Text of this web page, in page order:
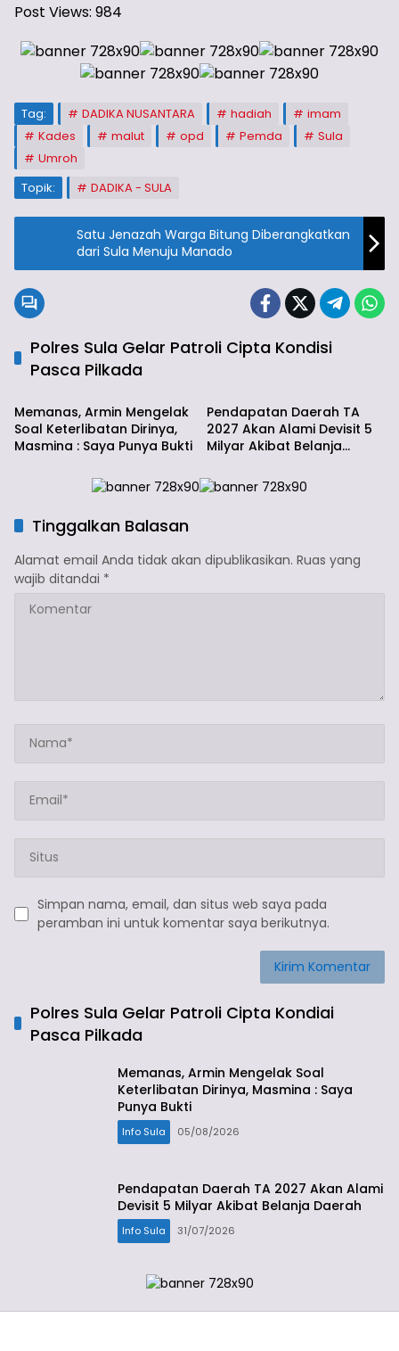
Post Views: 984
Tag: DADIKA NUSANTARA hadiah
imam
Kades
malut opd Pemda
Sula
Umroh
Topik:
DADIKA - SULA
Satu Jenazah Warga Bitung Diberangkatkan
dari Sula Menuju Manado
Polres Sula Gelar Patroli Cipta Kondisi
Pasca Pilkada
Info Sula
Memanas, Armin Mengelak
Soal Keterlibatan Dirinya,
Masmina : Saya Punya Bukti
Pendapatan Daerah TA
2027 Akan Alami Devisit 5
Milyar Akibat Belanja
Tinggalkan Balasan
Alamat email Anda tidak akan dipublikasikan. Ruas yang
wajib ditandai *
Simpan nama, email, dan situs web saya pada
peramban ini untuk komentar saya berikutnya.
Polres Sula Gelar Patroli Cipta Kondiai
Pasca Pilkada
Memanas, Armin Mengelak Soal
Keterlibatan Dirinya, Masmina : Saya
Punya Bukti
Info Sula 05/08/2026
Pendapatan Daerah TA 2027 Akan Alami
Devisit 5 Milyar Akibat Belanja Daerah
Info Sula 31/07/2026